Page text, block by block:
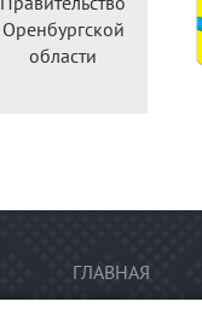
Оренбургской
области
ГЛАВНАЯ